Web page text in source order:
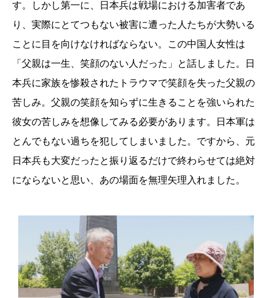
す。しかし第一に、日本兵は戦場における加害者であ
り、実際にとてつもない被害に遭った人たちが大勢いる
ことに目を向けなければならない。この中国人女性は
「父親は一生、笑顔のない人だった」と話しました。日
本兵に家族を惨殺されたトラウマで笑顔を失った父親の
苦しみ。父親の笑顔を知らずに生きることを強いられた
彼女の苦しみを想像してみる必要があります。日本軍は
とんでもない過ちを犯してしまいました。ですから、元
日本兵も大変だったと振り返るだけで終わらせては絶対
にならないと思い、あの場面を無理矢理入れました。